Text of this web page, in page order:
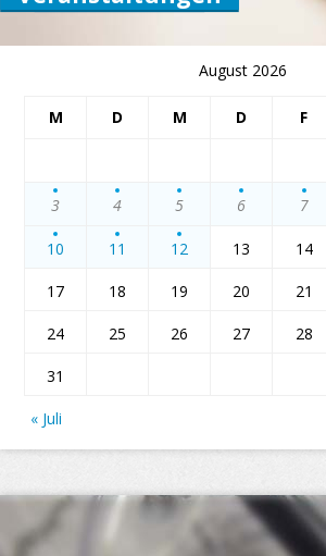
August 2026
M D M D F
3 4 5 6 7
10 11 12 13 14
17 18 19 20 21
24 25 26 27 28
31
« Juli